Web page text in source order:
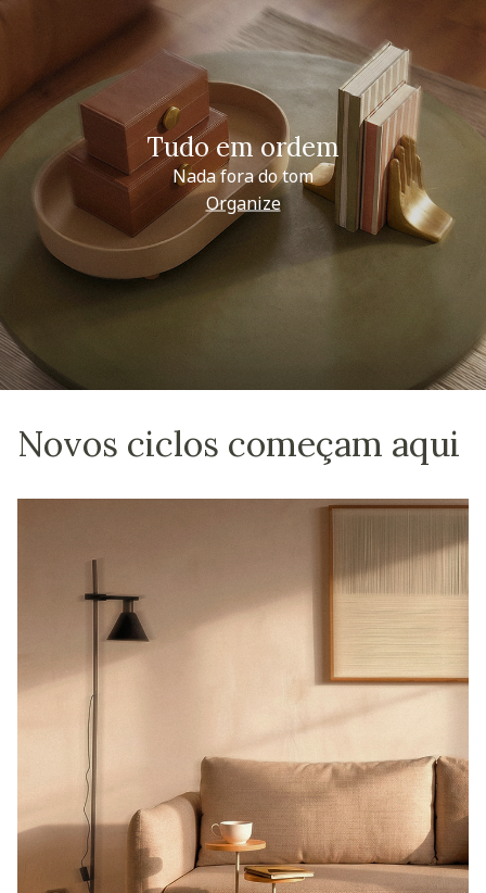
Tudo em ordem
Nada fora do tom
Organize
Novos ciclos começam aqui